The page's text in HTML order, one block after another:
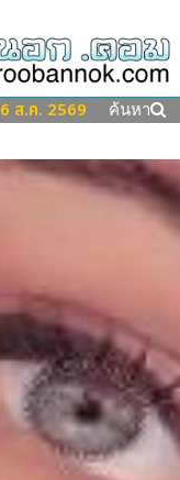
6 ส.ค. 2569 ค้นหา